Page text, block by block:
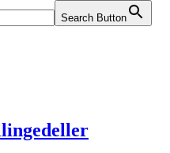
Search Button